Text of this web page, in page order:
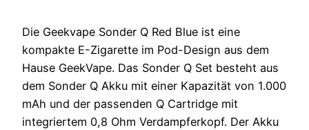
Die Geekvape Sonder Q Red Blue ist eine
kompakte E-Zigarette im Pod-Design aus dem
Hause GeekVape. Das Sonder Q Set besteht aus
dem Sonder Q Akku mit einer Kapazität von 1.000
mAh und der passenden Q Cartridge mit
integriertem 0,8 Ohm Verdampferkopf. Der Akku